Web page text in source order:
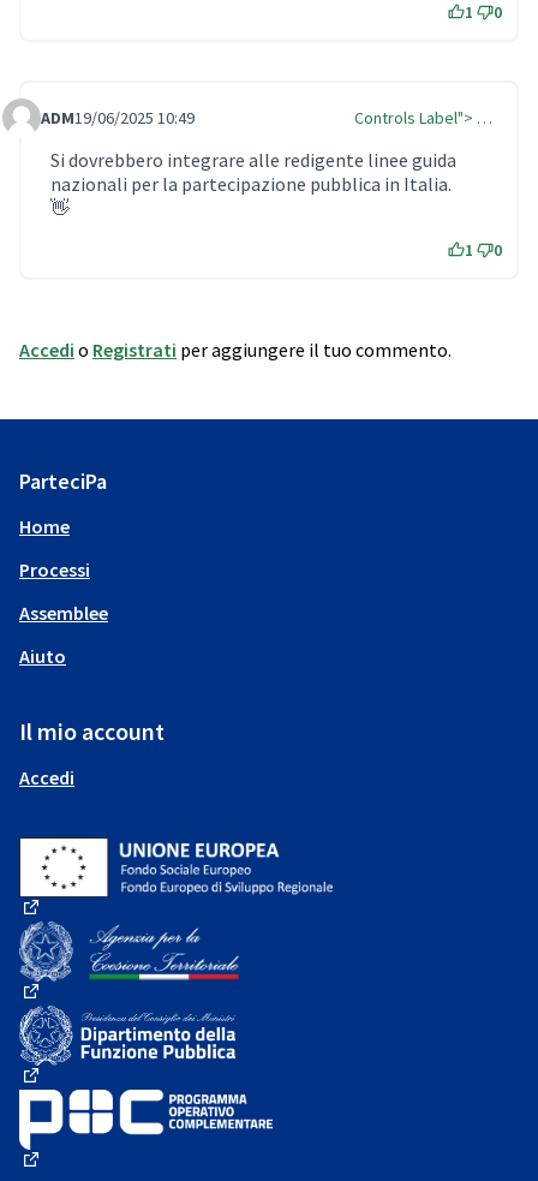
1 0
Comment Label
ADM19/06/2025 10:49 Controls Label"> …
Si dovrebbero integrare alle redigente linee guida
nazionali per la partecipazione pubblica in Italia.
👋
1 0
Accedi o Registrati per aggiungere il tuo commento.
ParteciPa
Home
Processi
Assemblee
Aiuto
Il mio account
Accedi
(Collegamento esterno)
(Collegamento esterno)
(Collegamento esterno)